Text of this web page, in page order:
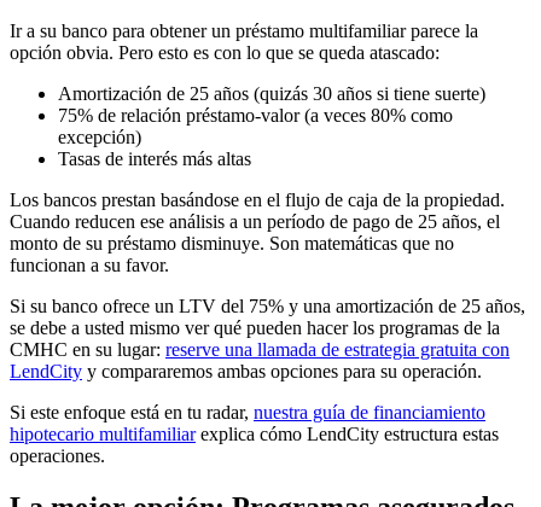
Ir a su banco para obtener un préstamo multifamiliar parece la
opción obvia. Pero esto es con lo que se queda atascado:
Amortización de 25 años (quizás 30 años si tiene suerte)
75% de relación préstamo-valor (a veces 80% como
excepción)
Tasas de interés más altas
Los bancos prestan basándose en el flujo de caja de la propiedad.
Cuando reducen ese análisis a un período de pago de 25 años, el
monto de su préstamo disminuye. Son matemáticas que no
funcionan a su favor.
Si su banco ofrece un LTV del 75% y una amortización de 25 años,
se debe a usted mismo ver qué pueden hacer los programas de la
CMHC en su lugar: reserve una llamada de estrategia gratuita con
LendCity y compararemos ambas opciones para su operación.
Si este enfoque está en tu radar, nuestra guía de financiamiento
hipotecario multifamiliarexplica cómo LendCity estructura estas
operaciones.